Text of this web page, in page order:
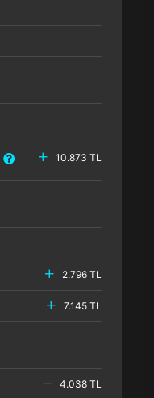
10.873 TL
2.796 TL
7.145 TL
4.038 TL